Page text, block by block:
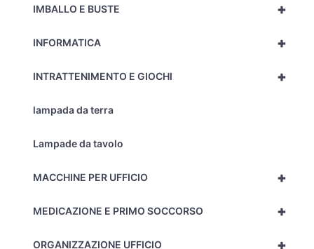
+
IMBALLO E BUSTE
+
INFORMATICA
+
INTRATTENIMENTO E GIOCHI
lampada da terra
Lampade da tavolo
+
MACCHINE PER UFFICIO
+
MEDICAZIONE E PRIMO SOCCORSO
+
ORGANIZZAZIONE UFFICIO